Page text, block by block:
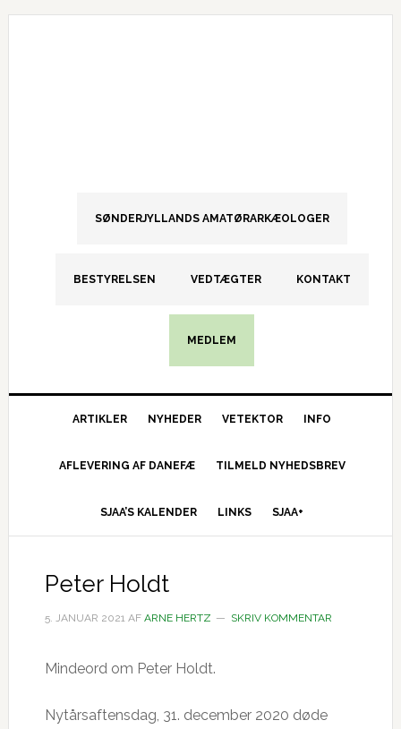
Gå
Skip
Gå
SØNDERJYLLANDS AMATØRARKÆOLOGER
BESTYRELSEN VEDTÆGTER KONTAKT
MEDLEM
ARTIKLER NYHEDER VETEKTOR INFO
AFLEVERING AF DANEFÆ TILMELD NYHEDSBREV
SJAA’S KALENDER LINKS SJAA+
Peter Holdt
5. JANUAR 2021AF ARNE HERTZ SKRIV KOMMENTAR
Mindeord om Peter Holdt.
Nytårsaftensdag, 31. december 2020 døde